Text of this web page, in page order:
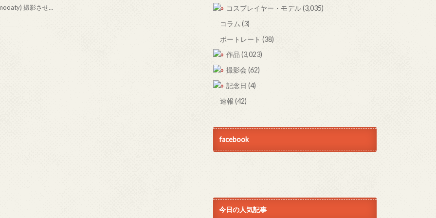
撮影させ…
コスプレイヤー・モデル(3,035)
コラム (3)
ポートレート (38)
作品 (3,023)
撮影会 (62)
記念日 (4)
速報 (42)
facebook
今日の人気記事